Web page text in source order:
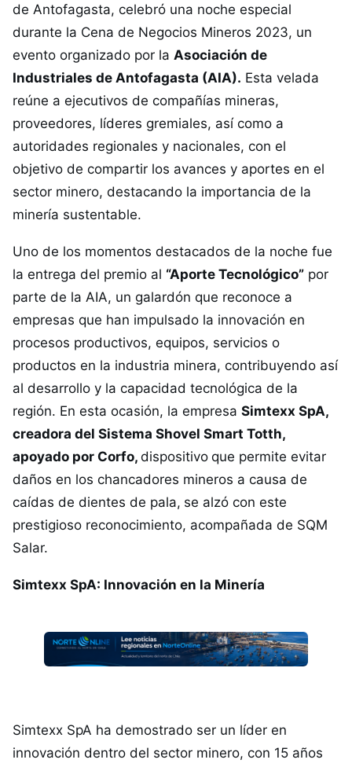
de Antofagasta, celebró una noche especial
durante la Cena de Negocios Mineros 2023, un
evento organizado por la Asociación de
Industriales de Antofagasta (AIA). Esta velada
reúne a ejecutivos de compañías mineras,
proveedores, líderes gremiales, así como a
autoridades regionales y nacionales, con el
objetivo de compartir los avances y aportes en el
sector minero, destacando la importancia de la
minería sustentable.
Uno de los momentos destacados de la noche fue
la entrega del premio al “Aporte Tecnológico” por
parte de la AIA, un galardón que reconoce a
empresas que han impulsado la innovación en
procesos productivos, equipos, servicios o
productos en la industria minera, contribuyendo así
al desarrollo y la capacidad tecnológica de la
región. En esta ocasión, la empresa Simtexx SpA,
creadora del Sistema Shovel Smart Totth,
apoyado por Corfo, dispositivo que permite evitar
daños en los chancadores mineros a causa de
caídas de dientes de pala, se alzó con este
prestigioso reconocimiento, acompañada de SQM
Salar.
Simtexx SpA: Innovación en la Minería
Simtexx SpA ha demostrado ser un líder en
innovación dentro del sector minero, con 15 años